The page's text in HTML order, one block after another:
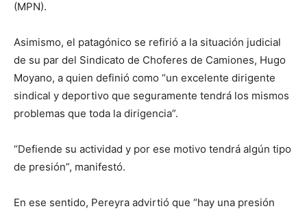
(MPN).
Asimismo, el patagónico se refirió a la situación judicial
de su par del Sindicato de Choferes de Camiones, Hugo
Moyano, a quien definió como “un excelente dirigente
sindical y deportivo que seguramente tendrá los mismos
problemas que toda la dirigencia”.
“Defiende su actividad y por ese motivo tendrá algún tipo
de presión”, manifestó.
En ese sentido, Pereyra advirtió que “hay una presión